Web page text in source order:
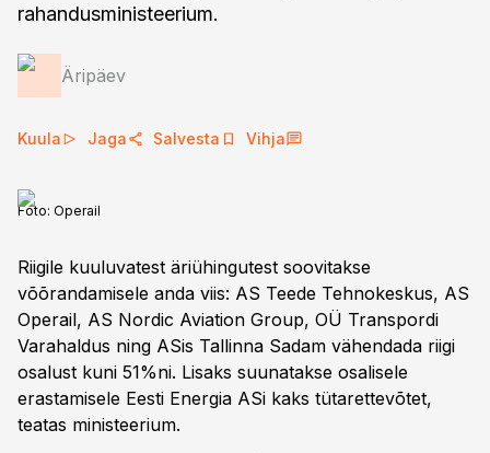
rahandusministeerium.
Äripäev
Kuula Jaga Salvesta Vihja
Foto: Operail
Riigile kuuluvatest äriühingutest soovitakse
võõrandamisele anda viis: AS Teede Tehnokeskus, AS
Operail, AS Nordic Aviation Group, OÜ Transpordi
Varahaldus ning ASis Tallinna Sadam vähendada riigi
osalust kuni 51%ni. Lisaks suunatakse osalisele
erastamisele Eesti Energia ASi kaks tütarettevõtet,
teatas ministeerium.